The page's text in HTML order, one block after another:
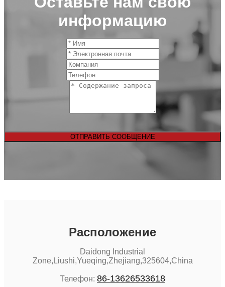
информацию
ОТПРАВИТЬ СООБЩЕНИЕ
Расположение
Daidong Industrial
Zone,Liushi,Yueqing,Zhejiang,325604,China
Телефон: 86-13626533618